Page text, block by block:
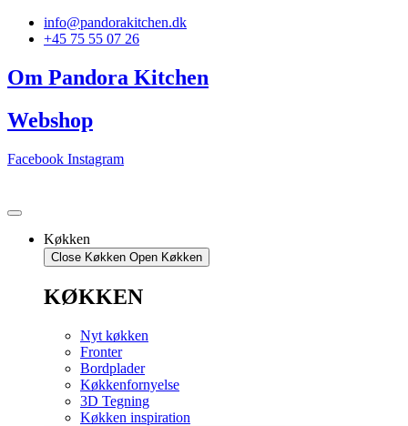
Videreinfo@pandorakitchen.dk
+45 75 55 07 26
Om Pandora Kitchen
Webshop
Facebook Instagram
Køkken
Close Køkken Open Køkken
KØKKEN
Nyt køkken
Fronter
Bordplader
Køkkenfornyelse
3D Tegning
Køkken inspiration